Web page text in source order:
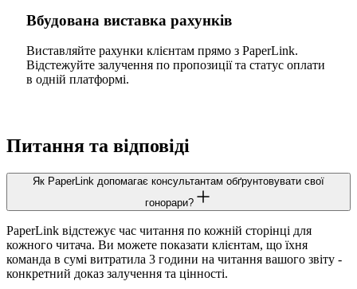
Вбудована виставка рахунків
Виставляйте рахунки клієнтам прямо з PaperLink.
Відстежуйте залучення по пропозиції та статус оплати
в одній платформі.
Питання та відповіді
Як PaperLink допомагає консультантам обґрунтовувати свої
гонорари?
PaperLink відстежує час читання по кожній сторінці для
кожного читача. Ви можете показати клієнтам, що їхня
команда в сумі витратила 3 години на читання вашого звіту -
конкретний доказ залучення та цінності.